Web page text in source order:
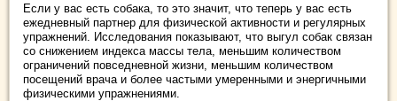
Если у вас есть собака, то это значит, что теперь у вас есть
ежедневный партнер для физической активности и регулярных
упражнений. Исследования показывают, что выгул собак связан
со снижением индекса массы тела, меньшим количеством
ограничений повседневной жизни, меньшим количеством
посещений врача и более частыми умеренными и энергичными
физическими упражнениями.